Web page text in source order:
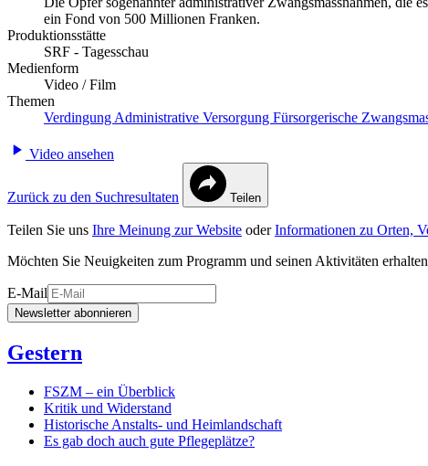
ein Fond von 500 Millionen Franken.
Produktionsstätte
SRF - Tagesschau
Medienform
Video / Film
Themen
Verdingung Administrative Versorgung Fürsorgerische
Video ansehen
Zurück zu den Suchresultaten Teilen
Teilen Sie uns Ihre Meinung zur Website oderInformationen zu Orten,
Möchten Sie Neuigkeiten zum Programm und seinen Aktivitäten
E-Mail
Newsletter abonnieren
Gestern
FSZM – ein Überblick
Kritik und Widerstand
Historische Anstalts- und Heimlandschaft
Es gab doch auch gute Pflegeplätze?